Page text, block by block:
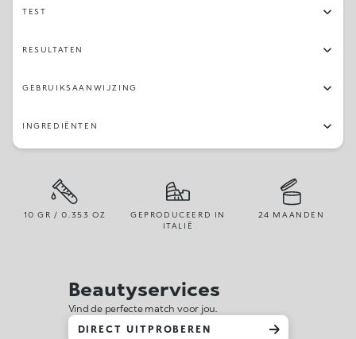
TEST
RESULTATEN
GEBRUIKSAANWIJZING
INGREDIËNTEN
10 GR / 0.353 OZ
GEPRODUCEERD IN
ITALIË
24 MAANDEN
Beautyservices
Vind de perfecte match voor jou.
DIRECT UITPROBEREN